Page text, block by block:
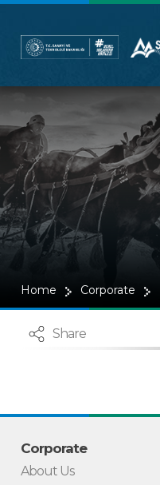
Home Corporate
Share
Corporate
About Us